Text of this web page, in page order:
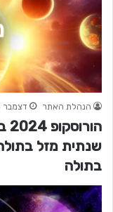
הנהלת האתר דצמבר 18, 2023
בתולה